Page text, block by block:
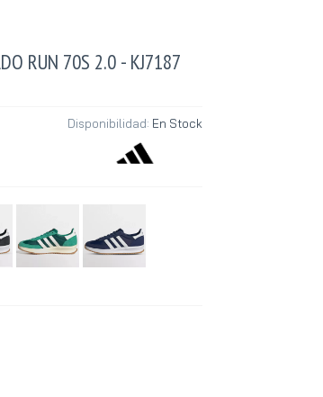
RUN 70S 2.0 - KJ7187
Disponibilidad: En Stock